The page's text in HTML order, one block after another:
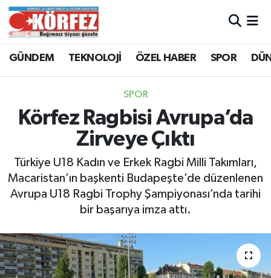
GÜNDEM TEKNOLOJİ ÖZEL HABER SPOR
SPOR
Körfez Ragbisi Avrupa’da
Zirveye Çıktı
Türkiye U18 Kadın ve Erkek Ragbi Milli Takımları,
Macaristan’ın başkenti Budapeşte’de düzenlenen
Avrupa U18 Ragbi Trophy Şampiyonası’nda tarihi
bir başarıya imza attı.
Trafik Durumu
Süper Lig Puan Durumu ve Fikstür
Tüm Manşetler
Son Dakika Haberleri
Haber Arşivi